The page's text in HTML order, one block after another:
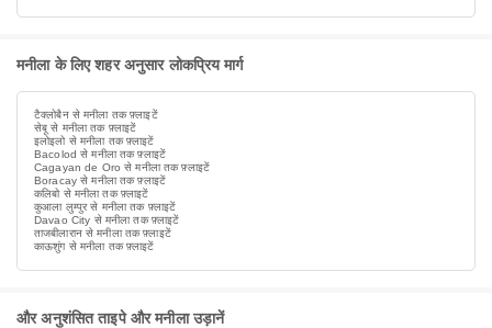
मनीला के लिए शहर अनुसार लोकप्रिय मार्ग
टैक्लोबैन से मनीला तक फ़्लाइटें
सेबू से मनीला तक फ़्लाइटें
इलोइलो से मनीला तक फ़्लाइटें
Bacolod से मनीला तक फ़्लाइटें
Cagayan de Oro से मनीला तक फ़्लाइटें
Boracay से मनीला तक फ़्लाइटें
कलिबो से मनीला तक फ़्लाइटें
कुआला लुम्पुर से मनीला तक फ़्लाइटें
Davao City से मनीला तक फ़्लाइटें
ताजबीलारान से मनीला तक फ़्लाइटें
काऊशुंग से मनीला तक फ़्लाइटें
और अनुशंसित ताइपे और मनीला उड़ानें